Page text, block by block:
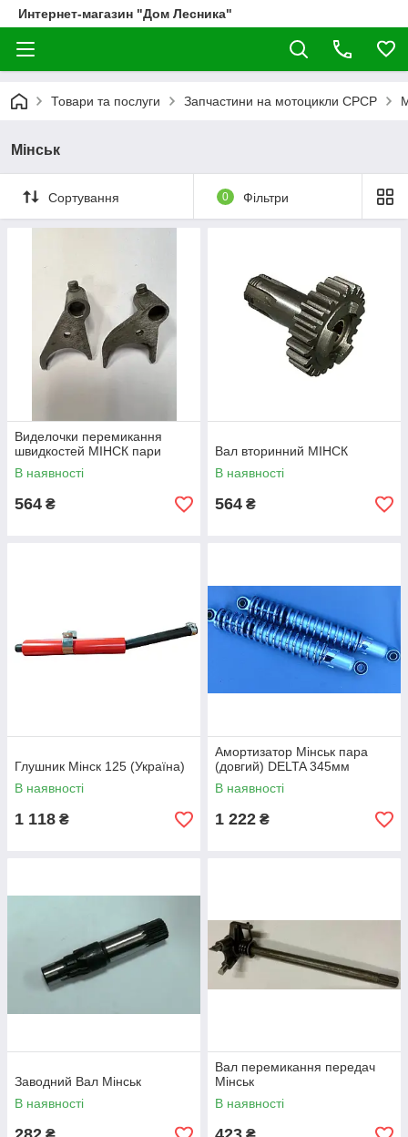
Интернет-магазин "Дом Лесника"
Товари та послуги Запчастини на мотоцикли СРСР
Мінськ
Сортування 0 Фільтри
Виделочки перемикання
швидкостей МІНСК пари
В наявності
564 ₴
Вал вторинний МІНСК
В наявності
564 ₴
Глушник Мінск 125 (Україна)
В наявності
1 118 ₴
Амортизатор Мінськ пара
(довгий) DELTA 345мм
В наявності
1 222 ₴
Заводний Вал Мінськ
В наявності
Вал перемикання передач
Мінськ
В наявності